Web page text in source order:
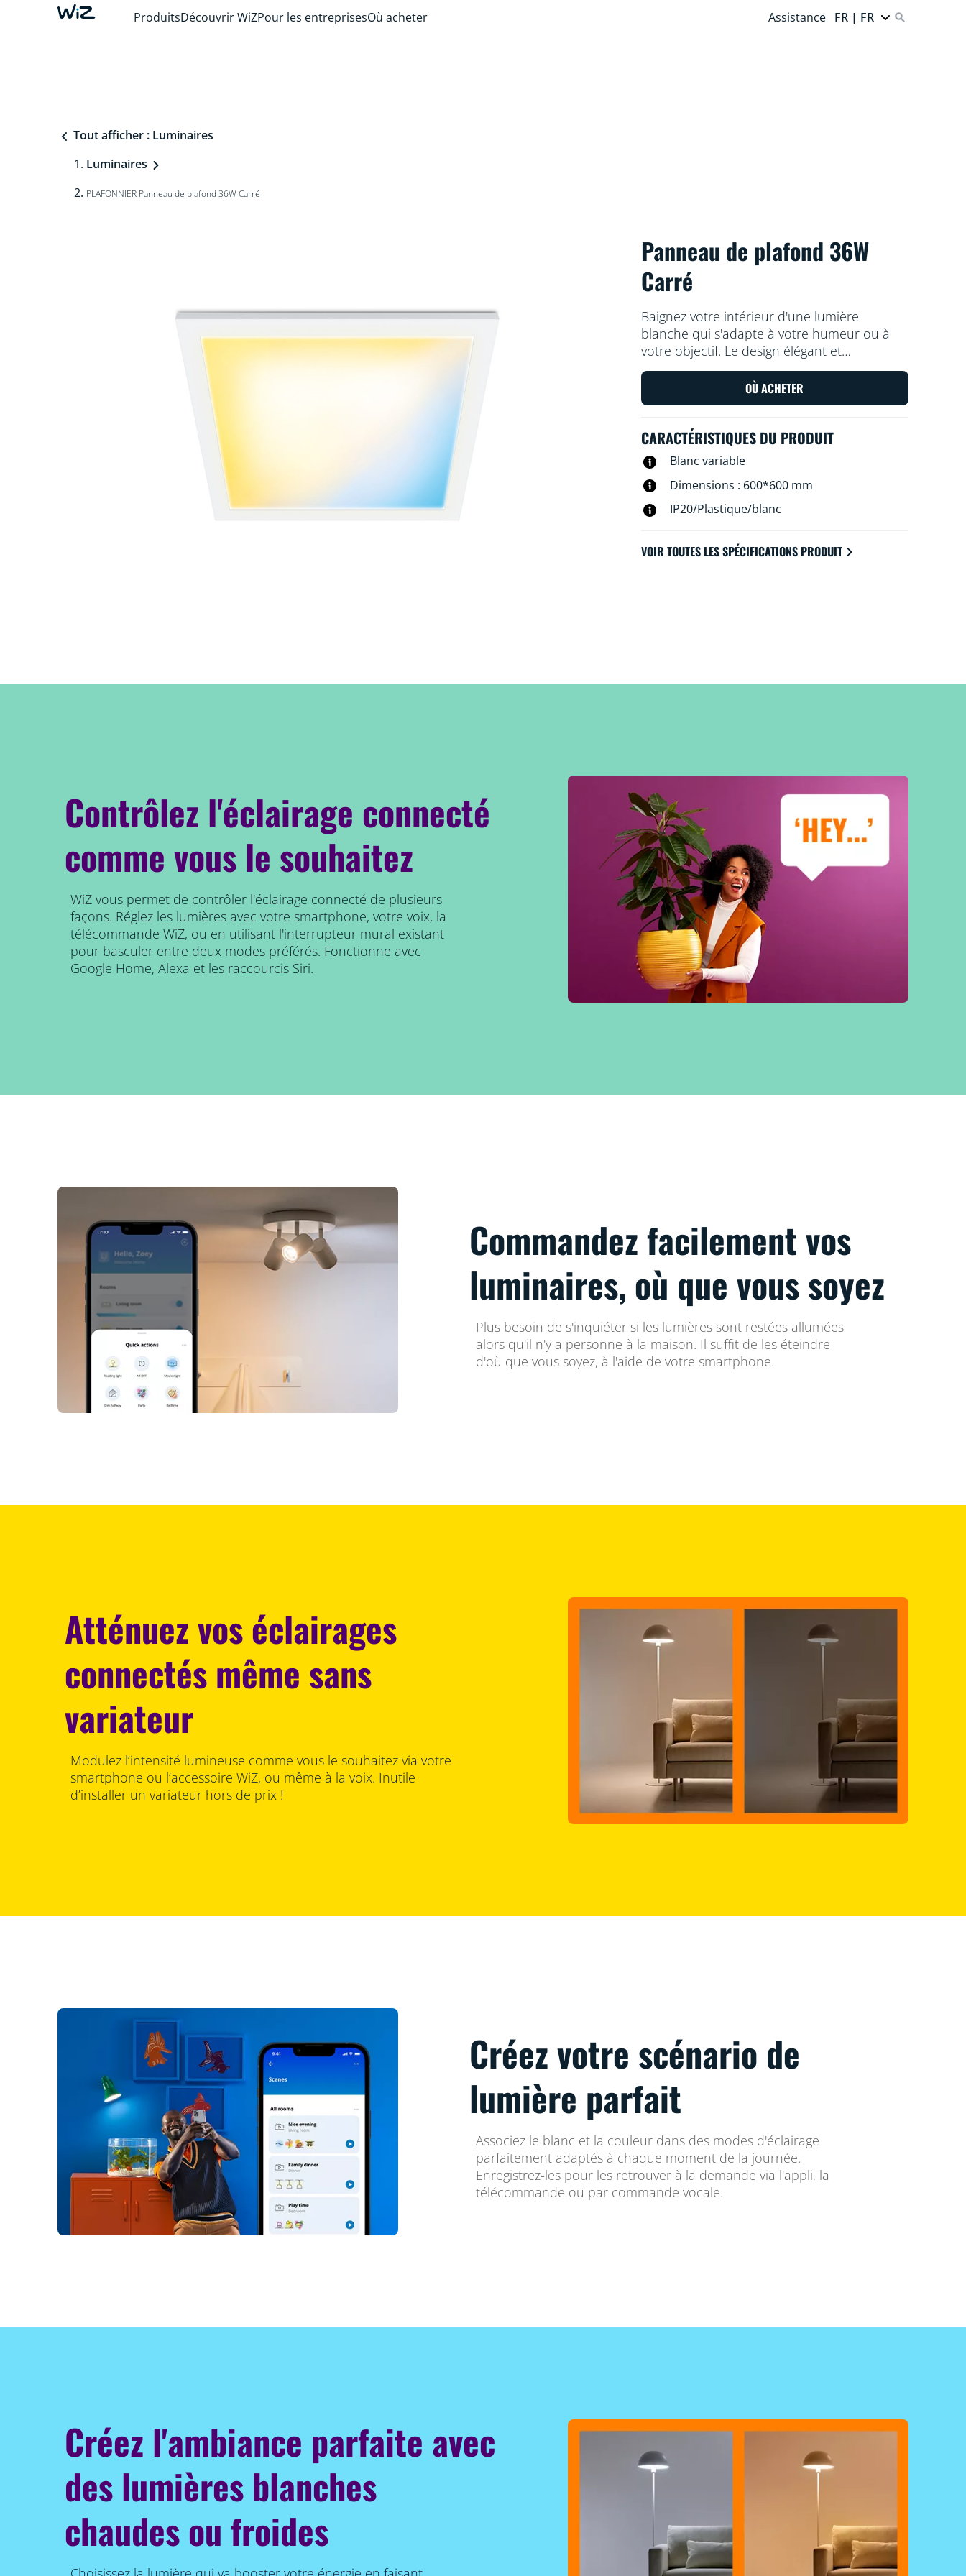
ProduitsDécouvrir WiZPour les entreprisesOù acheter Assistance FR | FR
Tout afficher : Luminaires
Luminaires
PLAFONNIER Panneau de plafond 36W Carré
Panneau de plafond 36W
Carré
Baignez votre intérieur d'une lumière
blanche qui s'adapte à votre humeur ou à
votre objectif. Le design élégant et
l'installation facile lui permettent de s'intégrer
de manière confortable et homogène dans
votre espace.
OÙ ACHETER
CARACTÉRISTIQUES DU PRODUIT
Blanc variable
Dimensions : 600*600 mm
IP20/Plastique/blanc
VOIR TOUTES LES SPÉCIFICATIONS PRODUIT
Contrôlez l'éclairage connecté
comme vous le souhaitez
WiZ vous permet de contrôler l'éclairage connecté de plusieurs
façons. Réglez les lumières avec votre smartphone, votre voix, la
télécommande WiZ, ou en utilisant l'interrupteur mural existant
pour basculer entre deux modes préférés. Fonctionne avec
Google Home, Alexa et les raccourcis Siri.
Commandez facilement vos
luminaires, où que vous soyez
Plus besoin de s'inquiéter si les lumières sont restées allumées
alors qu'il n'y a personne à la maison. Il suffit de les éteindre
d'où que vous soyez, à l'aide de votre smartphone.
Atténuez vos éclairages
connectés même sans
variateur
Modulez l’intensité lumineuse comme vous le souhaitez via votre
smartphone ou l’accessoire WiZ, ou même à la voix. Inutile
d’installer un variateur hors de prix !
Créez votre scénario de
lumière parfait
Associez le blanc et la couleur dans des modes d'éclairage
parfaitement adaptés à chaque moment de la journée.
Enregistrez-les pour les retrouver à la demande via l'appli, la
télécommande ou par commande vocale.
Créez l'ambiance parfaite avec
des lumières blanches
chaudes ou froides